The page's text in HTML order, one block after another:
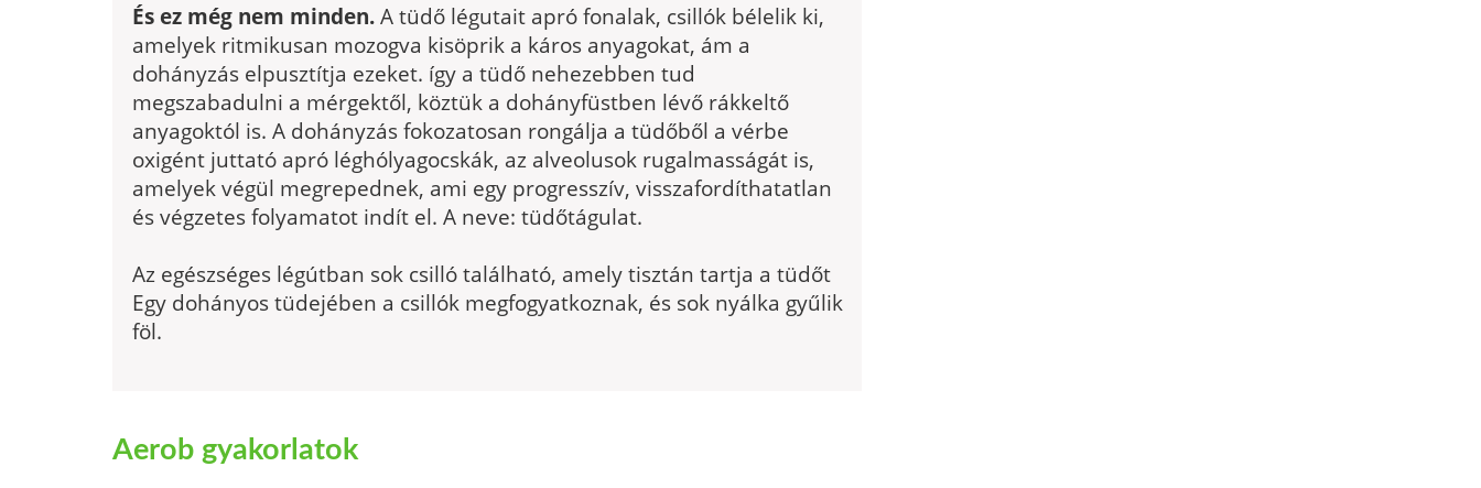
És ez még nem minden.A tüdő légutait apró fonalak, csillók bélelik ki,
amelyek ritmikusan mozogva kisöprik a káros anyagokat, ám a
dohányzás elpusztítja ezeket. így a tüdő nehezebben tud
megszabadulni a mérgektől, köztük a dohányfüstben lévő rákkeltő
anyagoktól is. A dohányzás fokozatosan rongálja a tüdőből a vérbe
oxigént juttató apró léghólyagocskák, az alveolusok rugalmasságát is,
amelyek végül megrepednek, ami egy progresszív, visszafordíthatatlan
és végzetes folyamatot indít el. A neve: tüdőtágulat.
Az egészséges légútban sok csilló található, amely tisztán tartja a tüdőt
Egy dohányos tüdejében a csillók megfogyatkoznak, és sok nyálka gyűlik
föl.
Aerob gyakorlatok